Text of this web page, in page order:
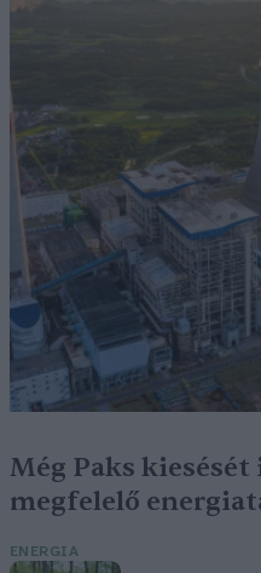
Még Paks
megfelelő
ENERGIA